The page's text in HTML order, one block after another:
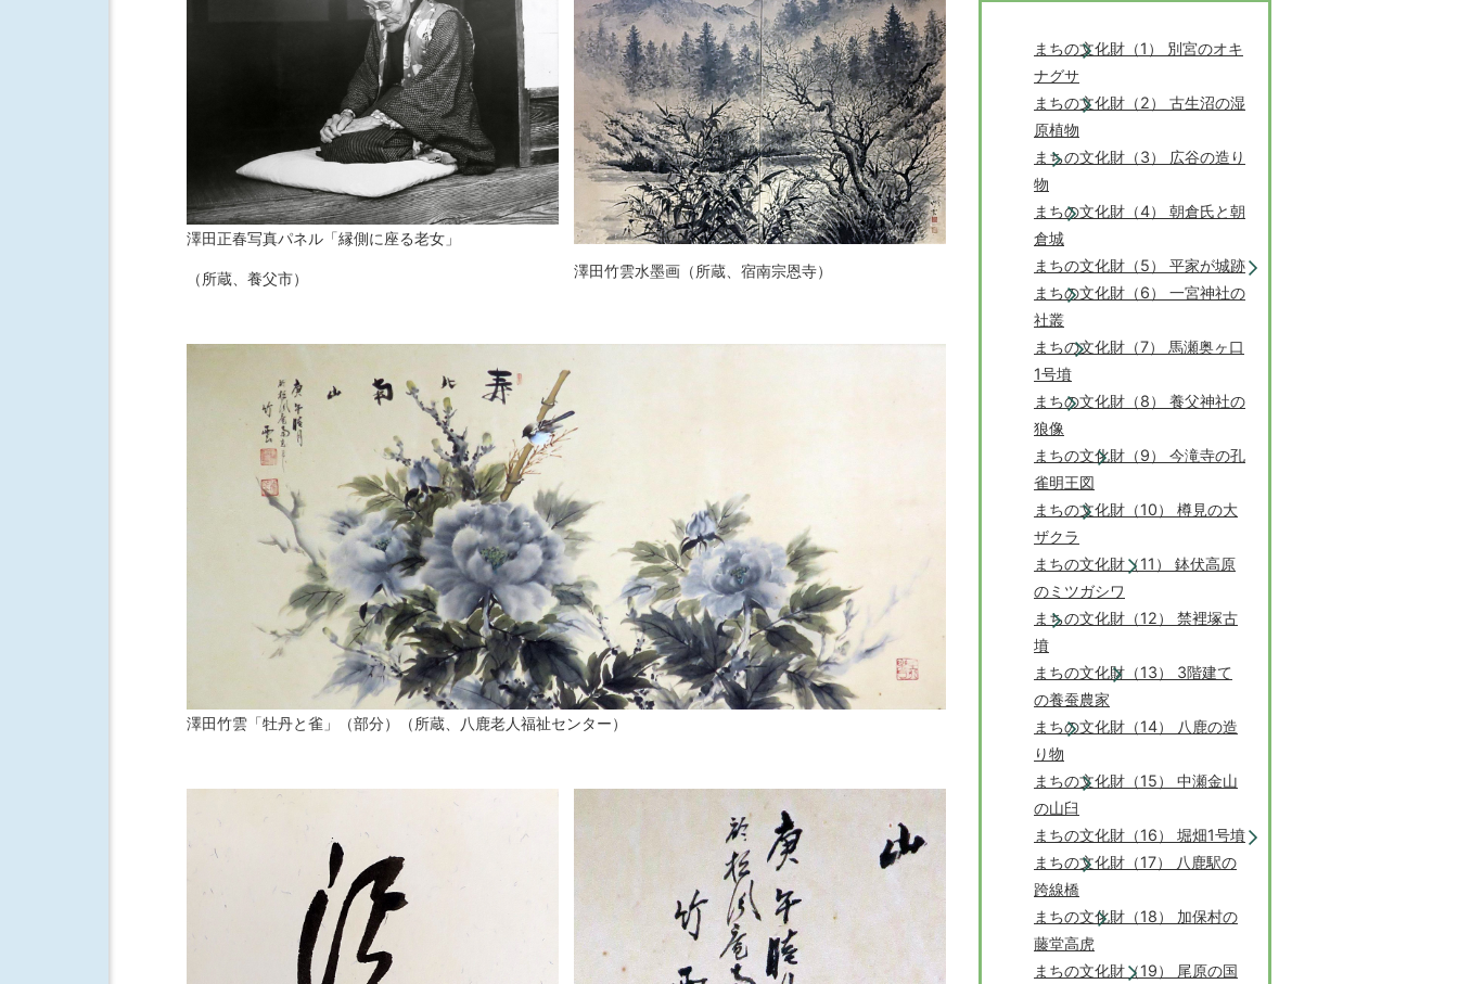
澤田正春写真パネル「縁側に座る老女」
（所蔵、養父市） 澤田竹雲水墨画（所蔵、宿南宗恩寺）
澤田竹雲「牡丹と雀」（部分）（所蔵、八鹿老人福祉センター）
まちの文化財（1） 別宮のオキ
ナグサ
まちの文化財（2） 古生沼の湿
原植物
まちの文化財（3） 広谷の造り
物
まちの文化財（4） 朝倉氏と朝
倉城
まちの文化財（5） 平家が城跡
まちの文化財（6） 一宮神社の
社叢
まちの文化財（7） 馬瀬奥ヶ口
1号墳
まちの文化財（8） 養父神社の
狼像
まちの文化財（9） 今滝寺の孔
雀明王図
まちの文化財（10） 樽見の大
ザクラ
まちの文化財（11） 鉢伏高原
のミツガシワ
まちの文化財（12） 禁裡塚古
墳
まちの文化財（13） 3階建て
の養蚕農家
まちの文化財（14） 八鹿の造
り物
まちの文化財（15） 中瀬金山
の山臼
まちの文化財（16） 堀畑1号墳
まちの文化財（17） 八鹿駅の
跨線橋
まちの文化財（18） 加保村の
藤堂高虎
まちの文化財（19） 尾原の国